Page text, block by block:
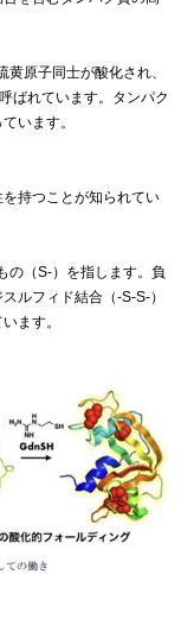
原子同士が酸化され、
ばれています。タンパク
います。
持つことが知られてい
の（S-）を指します。負
ルフィド結合（-S-S-）
ます。